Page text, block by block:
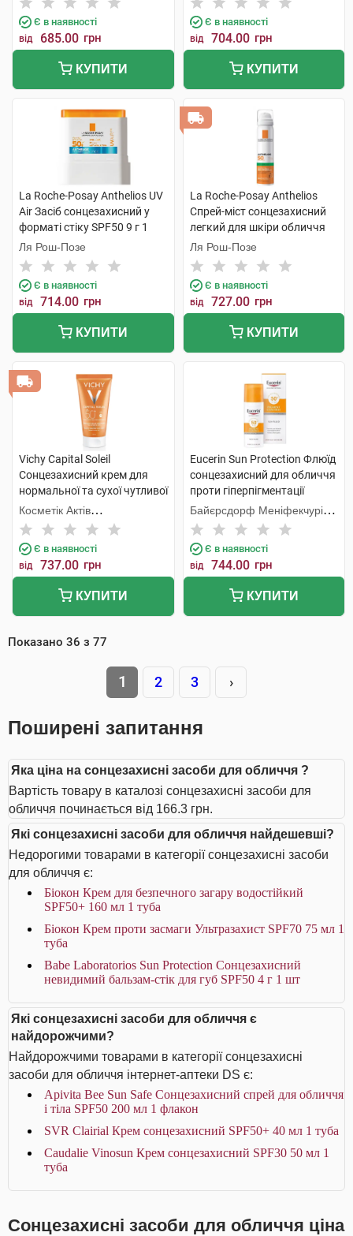
Є в наявності
від 685.00 грн
КУПИТИ
Є в наявності
від 704.00 грн
КУПИТИ
La Roche-Posay Anthelios UV
Air Засіб сонцезахисний у
форматі стіку SPF50 9 г 1
стік
Ля Рош-Позе
Є в наявності
від 714.00 грн
КУПИТИ
La Roche-Posay Anthelios
Спрей-міст сонцезахисний
легкий для шкіри обличчя
SPF50 75 мл 1 флакон
Ля Рош-Позе
Є в наявності
від 727.00 грн
КУПИТИ
Vichy Capital Soleil
Сонцезахисний крем для
нормальної та сухої чутливої
шкіри обличчя SPF50+ 50 мл
1 туба
Косметік Актів
Інтернаціональ
Є в наявності
від 737.00 грн
КУПИТИ
Eucerin Sun Protection Флюїд
сонцезахисний для обличчя
проти гіперпігментації
SPF50+ 50 мл 1 флакон
Байєрсдорф Меніфекчурінг
Познань
Є в наявності
від 744.00 грн
КУПИТИ
Показано 36 з 77
1 2 3 ›
Поширені запитання
Яка ціна на сонцезахисні засоби для обличчя ?
Вартість товару в каталозі сонцезахисні засоби для
обличчя починається від 166.3 грн.
Які сонцезахисні засоби для обличчя найдешевші?
Недорогими товарами в категорії сонцезахисні засоби
для обличчя є:
Біокон Крем для безпечного загару водостійкий
SPF50+ 160 мл 1 туба
Біокон Крем проти засмаги Ультразахист SPF70 75 мл 1
туба
Babe Laboratorios Sun Protection Сонцезахисний
невидимий бальзам-стік для губ SPF50 4 г 1 шт
Які сонцезахисні засоби для обличчя є
найдорожчими?
Найдорожчими товарами в категорії сонцезахисні
засоби для обличчя інтернет-аптеки DS є:
Apivita Bee Sun Safe Сонцезахисний спрей для обличчя
і тіла SPF50 200 мл 1 флакон
SVR Clairial Крем сонцезахисний SPF50+ 40 мл 1 туба
Caudalie Vinosun Крем сонцезахисний SPF30 50 мл 1
туба
Сонцезахисні засоби для обличчя ціна